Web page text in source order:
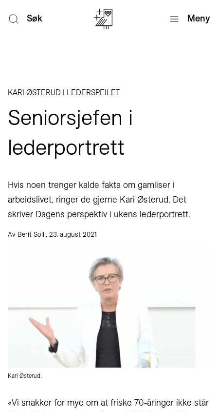
Søk Meny
KARI ØSTERUD I LEDERSPEILET
Seniorsjefen i
lederportrett
Hvis noen trenger kalde fakta om gamliser i
arbeidslivet, ringer de gjerne Kari Østerud. Det
skriver Dagens perspektiv i ukens lederportrett.
Av Berit Solli, 23. august 2021
Kari Østerud.
«Vi snakker for mye om at friske 70-åringer ikke står